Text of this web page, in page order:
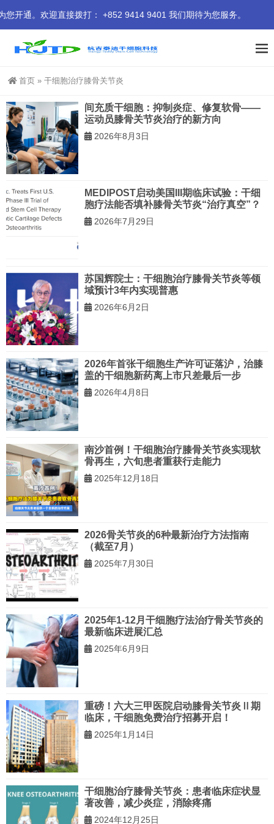
开通。欢迎直接拨打： +852 9414 9401 我们期待为您服务。
首页 » 干细胞治疗膝骨关节炎
间充质干细胞：抑制炎症、修复软骨——
运动员膝骨关节炎治疗的新方向
2026年8月3日
MEDIPOST启动美国III期临床试验：干细
胞疗法能否填补膝骨关节炎“治疗真空”？
2026年7月29日
苏国辉院士：干细胞治疗膝骨关节炎等领
域预计3年内实现普惠
2026年6月2日
2026年首张干细胞生产许可证落沪，治膝
盖的干细胞新药离上市只差最后一步
2026年4月8日
南沙首例！干细胞治疗膝骨关节炎实现软
骨再生，六旬患者重获行走能力
2025年12月18日
2026骨关节炎的6种最新治疗方法指南
（截至7月）
2025年7月30日
2025年1-12月干细胞疗法治疗骨关节炎的
最新临床进展汇总
2025年6月9日
重磅！六大三甲医院启动膝骨关节炎Ⅱ期
临床，干细胞免费治疗招募开启！
2025年1月14日
干细胞治疗膝骨关节炎：患者临床症状显
著改善，减少炎症，消除疼痛
2024年12月25日